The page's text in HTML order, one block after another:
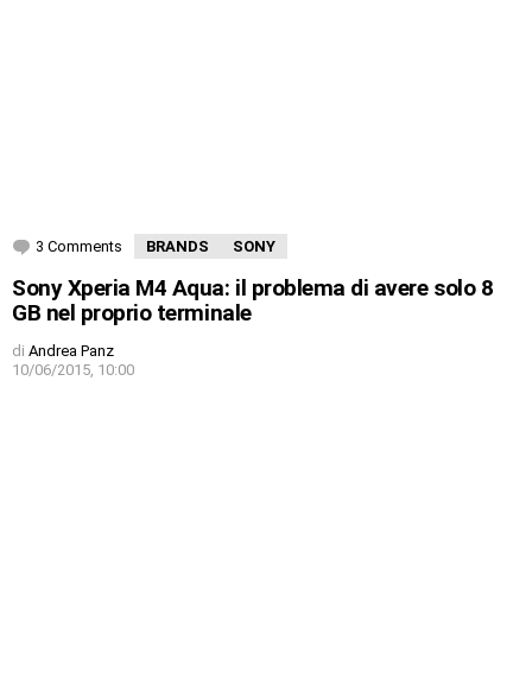
3 Comments BRANDS SONY
Sony Xperia M4 Aqua: il problema di avere solo 8
GB nel proprio terminale
di Andrea Panz
10/06/2015, 10:00